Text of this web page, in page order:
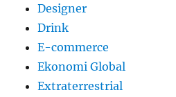
Designer
Drink
E-commerce
Ekonomi Global
Extraterrestrial